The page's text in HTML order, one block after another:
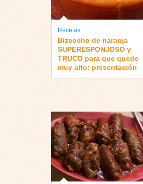
Recetas
Bizcocho de naranja
SUPERESPONJOSO y
TRUCO para que quede
muy alto: presentación